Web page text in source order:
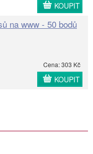
KOUPIT
na www - 50 bodů
Cena: 303 Kč
KOUPIT